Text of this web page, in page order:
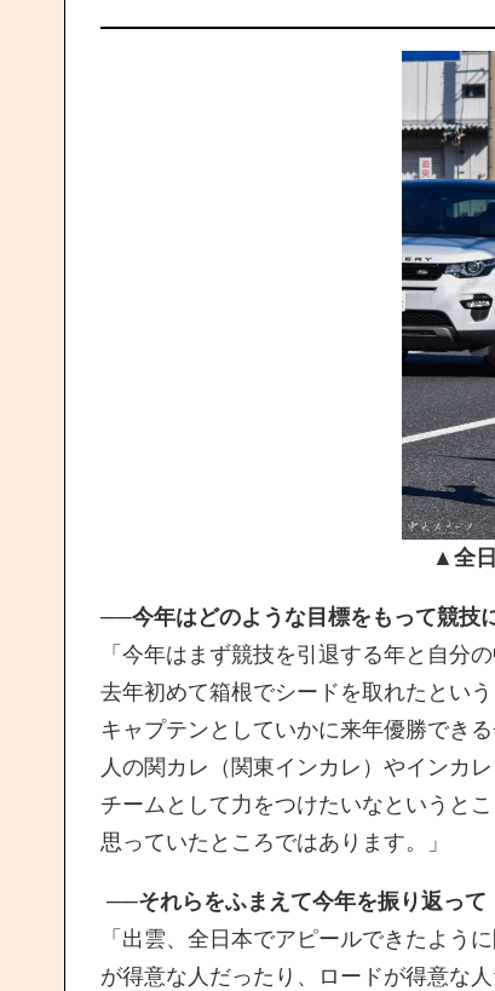
▲全
──今年はどのような目標をもって競技
「今年はまず競技を引退する年と自分
去年初めて箱根でシードを取れたとい
キャプテンとしていかに来年優勝でき
人の関カレ（関東インカレ）やインカ
チームとして力をつけたいなというと
思っていたところではあります。」
──それらをふまえて今年を振り返って
「出雲、全日本でアピールできたよう
が得意な人だったり、ロードが得意な